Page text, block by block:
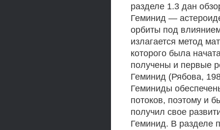
разделе 1.3 дан
Геминид —
орбиты под
излагается метод
которого была
получены и первые
Геминид (Рябова,
Геминиды
потоков, поэтому и
получил свое
Геминид. В разделе